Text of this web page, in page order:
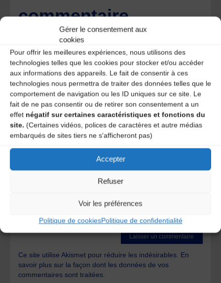
Gérer le consentement aux
cookies
Pour offrir les meilleures expériences, nous utilisons des
technologies telles que les cookies pour stocker et/ou accéder
aux informations des appareils. Le fait de consentir à ces
technologies nous permettra de traiter des données telles que le
comportement de navigation ou les ID uniques sur ce site. Le
fait de ne pas consentir ou de retirer son consentement a un
effet négatif sur certaines caractéristiques et fonctions du
site. (Certaines vidéos, polices de caractères et autre médias
embarqués de sites tiers ne s'afficheront pas)
Accepter
Refuser
Voir les préférences
Politique de cookiesPolitique de confidentialité
commentaire
Votre adresse e-mail ne sera pas publiée. Les champs
obligatoires sont indiqués avec
Save my name, email, and site URL in my browser for next
time I post a comment.
Ce site utilise Akismet pour réduire les indésirables. En
savoir plus sur la façon dont les données de vos
commentaires sont traitées.